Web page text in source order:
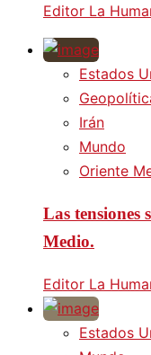
Editor La
Estados
Irán
Mundo
Oriente
Las tensiones
Medio.
Editor La
Estados